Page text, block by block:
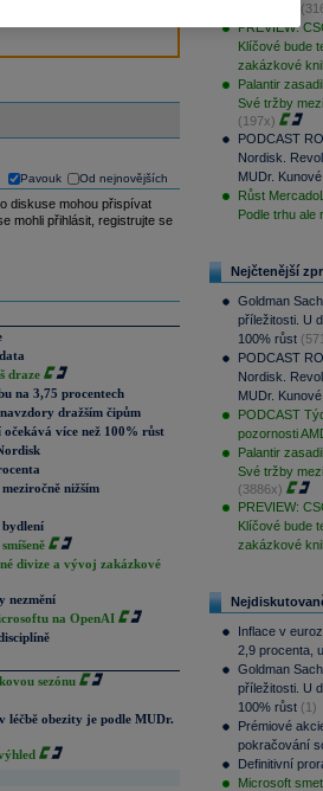
Pavouk Od nejnovějších
diskuse mohou přispívat
mohli přihlásit, registrujte se
draze
na 3,75 procentech
dražším čipům
více než 100% růst
nižším
divize a vývoj zakázkové
nezmění
na OpenAI
sezónu
obezity je podle MUDr.
PREVIEW:
Klíčové bude
zakázkové
Palantir
Své tržby
(197x)
PODCAST
Nordisk.
MUDr.
Růst
Podle trhu ale
Nejčtenější
Goldman
příležitosti. U
100% růst
PODCAST
Nordisk.
MUDr.
PODCAST
pozornosti
Palantir
Své tržby
(3886x)
PREVIEW:
Klíčové bude
zakázkové
Inflace v
2,9 procenta,
Goldman
příležitosti. U
100% růst (1)
Prémiové
pokračování
Definitivní
Microsoft